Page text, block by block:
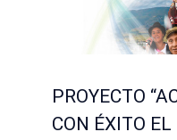
PROYECTO
CON ÉXITO EL